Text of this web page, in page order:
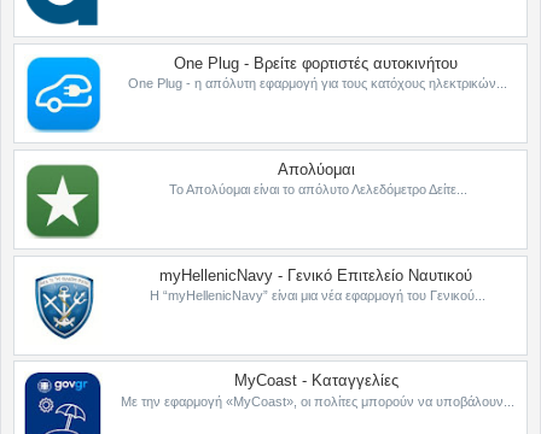
One Plug - Βρείτε φορτιστές αυτοκινήτου
One Plug - η απόλυτη εφαρμογή για τους κατόχους ηλεκτρικών...
Απολύομαι
Το Απολύομαι είναι το απόλυτο Λελεδόμετρο Δείτε...
myHellenicNavy - Γενικό Επιτελείο Ναυτικού
Η “myHellenicNavy” είναι μια νέα εφαρμογή του Γενικού...
MyCoast - Καταγγελίες
Με την εφαρμογή «MyCoast», οι πολίτες μπορούν να υποβάλουν...